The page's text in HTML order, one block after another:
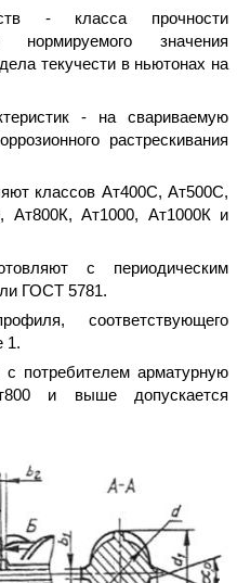
- класса прочности
нормируемого значения
текучести в ньютонах на
- на свариваемую
растрескивания
классов Ат400С, Ат500С,
Ат800К, Ат1000, Ат1000К и
с периодическим
ГОСТ 5781.
соответствующего
1.
с потребителем арматурную
и выше допускается